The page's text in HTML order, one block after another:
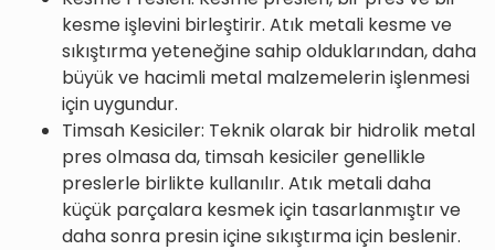
kesme işlevini birleştirir. Atık metali kesme ve
sıkıştırma yeteneğine sahip olduklarından, daha
büyük ve hacimli metal malzemelerin işlenmesi
için uygundur.
Timsah Kesiciler: Teknik olarak bir hidrolik metal
pres olmasa da, timsah kesiciler genellikle
preslerle birlikte kullanılır. Atık metali daha
küçük parçalara kesmek için tasarlanmıştır ve
daha sonra presin içine sıkıştırma için beslenir.